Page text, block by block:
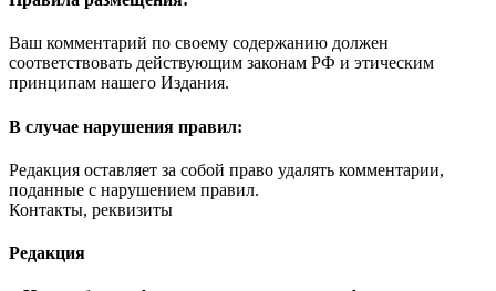
Ваш комментарий по своему содержанию должен
соответствовать действующим законам РФ и этическим
принципам нашего Издания.
В случае нарушения правил:
Редакция оставляет за собой право удалять комментарии,
поданные с нарушением правил.
Контакты, реквизиты
Редакция